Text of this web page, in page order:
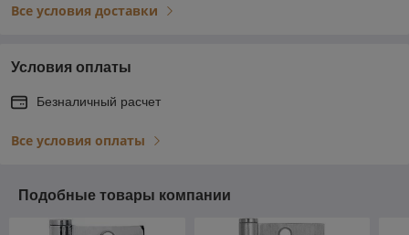
Все условия доставки
Условия оплаты
Безналичный расчет
Все условия оплаты
Подобные товары компании